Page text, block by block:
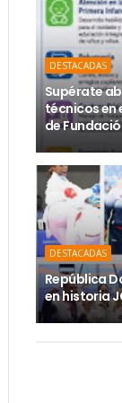
DESTACADAS
Supérate
técnicos en
de
DESTACADAS
República
en historia